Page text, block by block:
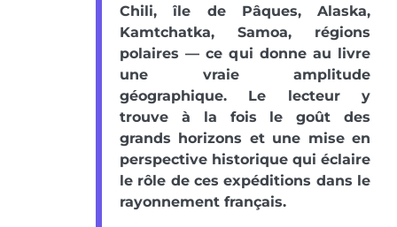
Chili, île de Pâques, Alaska,
Kamtchatka, Samoa, régions
polaires — ce qui donne au livre
une vraie amplitude
géographique. Le lecteur y
trouve à la fois le goût des
grands horizons et une mise en
perspective historique qui éclaire
le rôle de ces expéditions dans le
rayonnement français.